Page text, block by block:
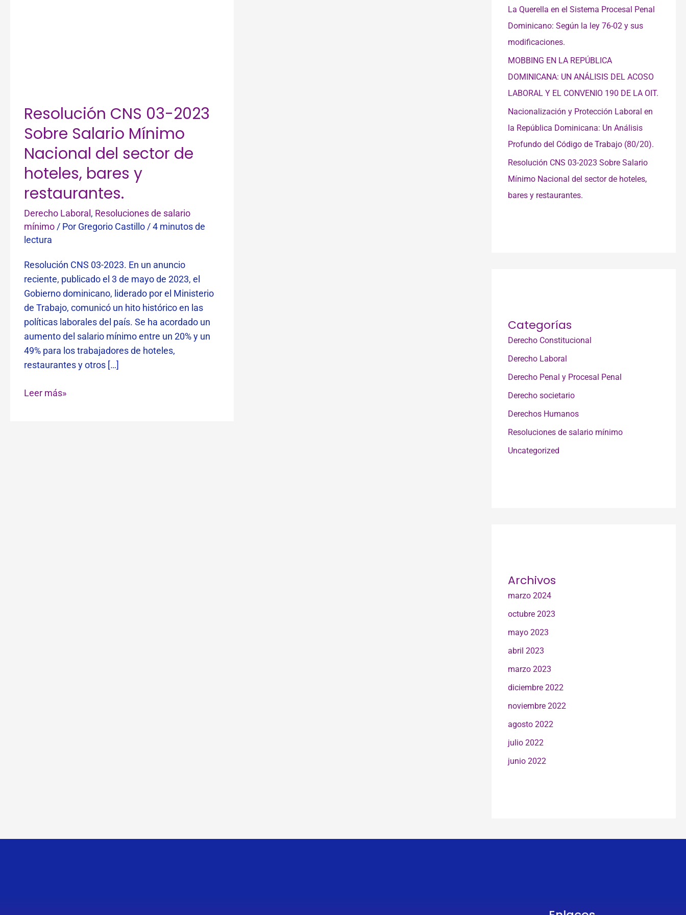
Resolución CNS 03-2023
Sobre Salario Mínimo
Nacional del sector de
hoteles, bares y
restaurantes.
Derecho Laboral , Resoluciones de salario
mínimo/ Por Gregorio Castillo/4 minutos de
lectura
Resolución CNS 03-2023. En un anuncio
reciente, publicado el 3 de mayo de 2023, el
Gobierno dominicano, liderado por el Ministerio
de Trabajo, comunicó un hito histórico en las
políticas laborales del país. Se ha acordado un
aumento del salario mínimo entre un 20% y un
49% para los trabajadores de hoteles,
restaurantes y otros […]
Leer más»
La Querella en el Sistema Procesal Penal
Dominicano: Según la ley 76-02 y sus
modificaciones.
MOBBING EN LA REPÚBLICA
DOMINICANA: UN ANÁLISIS DEL ACOSO
LABORAL Y EL CONVENIO 190 DE LA OIT.
Nacionalización y Protección Laboral en
la República Dominicana: Un Análisis
Profundo del Código de Trabajo (80/20).
Resolución CNS 03-2023 Sobre Salario
Mínimo Nacional del sector de hoteles,
bares y restaurantes.
Categorías
Derecho Constitucional
Derecho Laboral
Derecho Penal y Procesal Penal
Derecho societario
Derechos Humanos
Resoluciones de salario mínimo
Uncategorized
Archivos
marzo 2024
octubre 2023
mayo 2023
abril 2023
marzo 2023
diciembre 2022
noviembre 2022
agosto 2022
julio 2022
junio 2022